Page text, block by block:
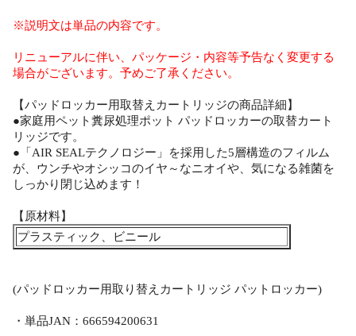
※説明文は単品の内容です。
リニューアルに伴い、パッケージ・内容等予告なく変更する
場合がございます。予めご了承ください。
【パッドロッカー用取替えカートリッジの商品詳細】
●家庭用ペット糞尿処理ポット パッドロッカーの取替カート
リッジです。
●「AIR SEALテクノロジー」を採用した5層構造のフィルム
が、ウンチやオシッコのイヤ～なニオイや、気になる雑菌を
しっかり閉じ込めます！
【原材料】
プラスティック、ビニール
(パッドロッカー用取り替えカートリッジ パットロッカー)
・単品JAN：666594200631